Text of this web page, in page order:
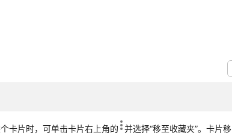
卡片时，可单击卡片右上角的
并选择“移至收藏夹”。卡片移